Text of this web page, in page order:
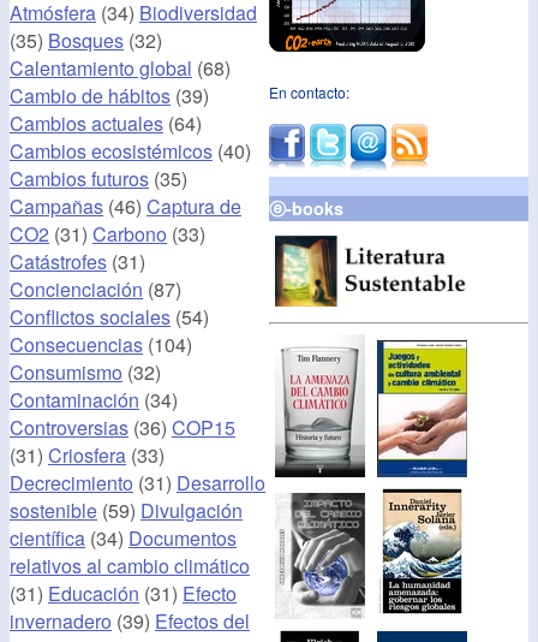
Atmósfera (34) Biodiversidad
(35) Bosques (32)
Calentamiento global (68)
Cambio de hábitos (39)
Cambios actuales (64)
Cambios ecosistémicos (40)
Cambios futuros (35)
Campañas (46) Captura de
CO2 (31) Carbono (33)
Catástrofes (31)
Concienciación (87)
Conflictos sociales (54)
Consecuencias (104)
Consumismo (32)
Contaminación (34)
Controversias (36) COP15
(31) Criosfera (33)
Decrecimiento (31) Desarrollo
sostenible (59) Divulgación
científica (34) Documentos
relativos al cambio climático
(31) Educación (31) Efecto
invernadero (39) Efectos del
En contacto:
ⓔ-books